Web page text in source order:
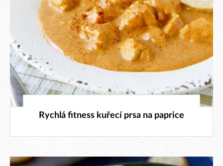
1. 2. 2026
Rychlá fitness kuřecí prsa na paprice